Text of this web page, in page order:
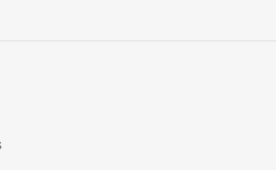
ANFORDERN